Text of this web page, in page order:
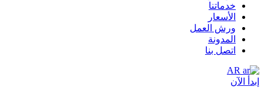
خدماتنا
الأسعار
ورش العمل
المدونة
اتصل بنا
AR
إبدأ الآن